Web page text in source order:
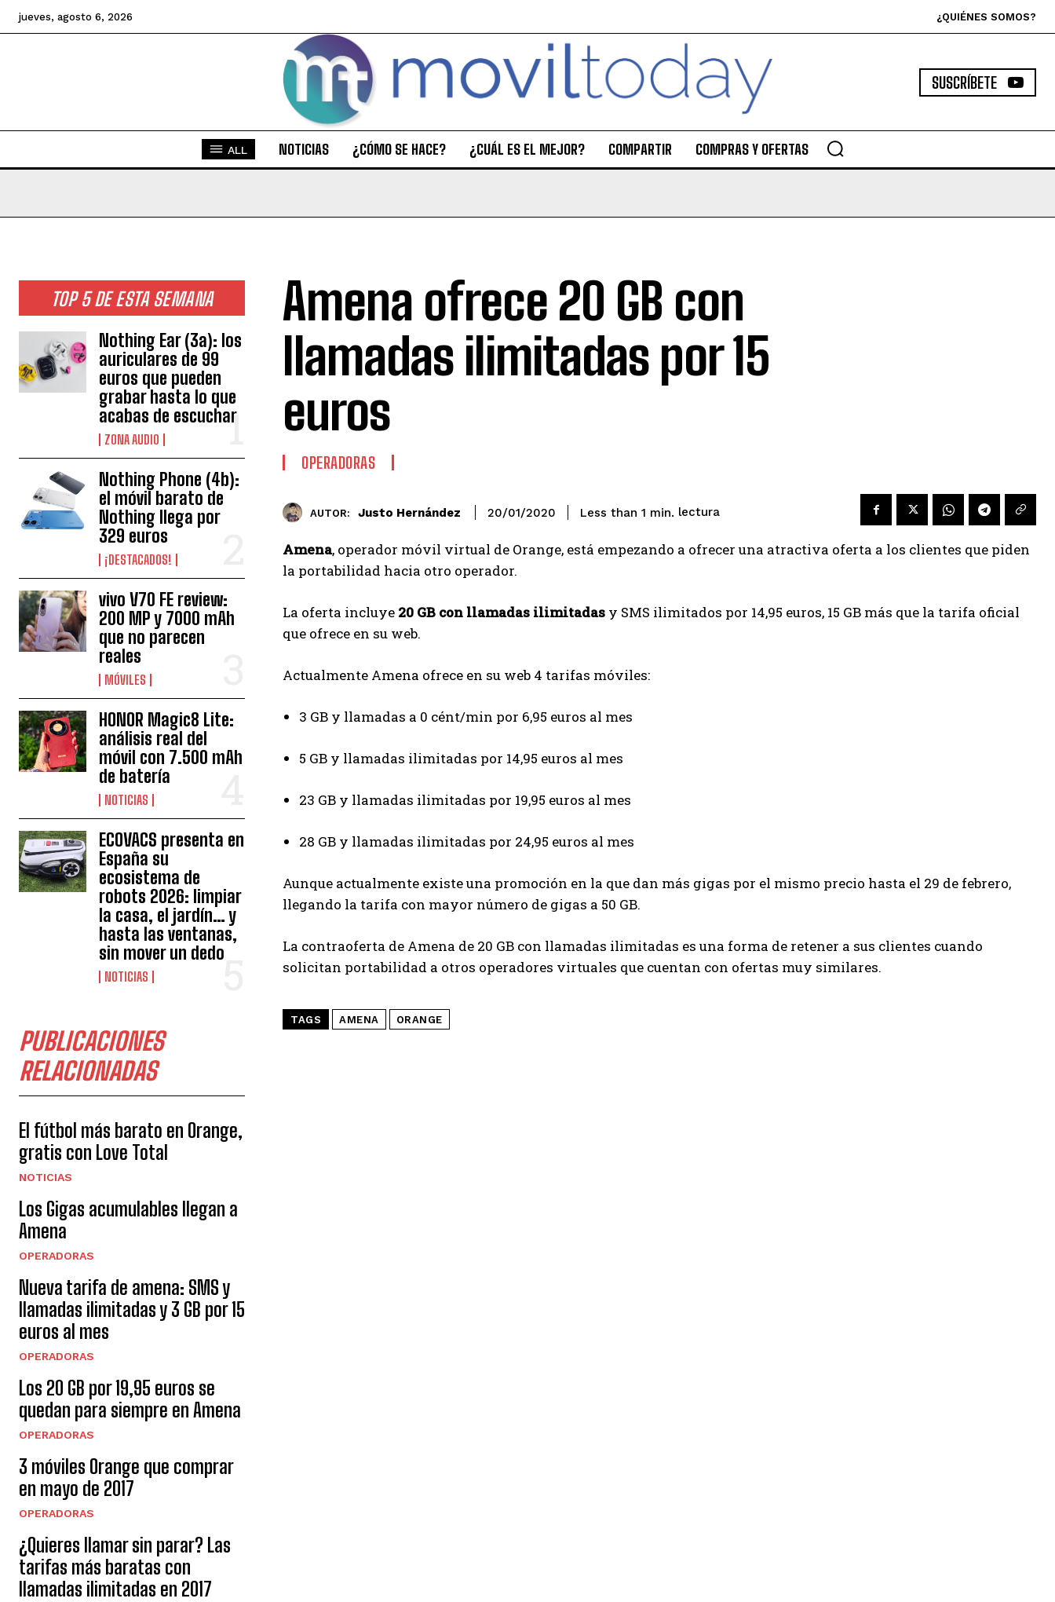
jueves, agosto 6, 2026 ¿QUIÉNES SOMOS?
SUSCRÍBETE
ALL NOTICIAS ¿CÓMO SE HACE? ¿CUÁL ES EL MEJOR? COMPARTIR COMPRAS Y OFERTAS
TOP 5 DE ESTA SEMANA
Nothing Ear (3a): los
auriculares de 99
euros que pueden
grabar hasta lo que
acabas de escuchar
ZONA AUDIO
Nothing Phone (4b):
el móvil barato de
Nothing llega por
329 euros
¡DESTACADOS!
vivo V70 FE review:
200 MP y 7000 mAh
que no parecen
reales
MÓVILES
HONOR Magic8 Lite:
análisis real del
móvil con 7.500 mAh
de batería
NOTICIAS
ECOVACS presenta en
España su
ecosistema de
robots 2026: limpiar
la casa, el jardín… y
hasta las ventanas,
sin mover un dedo
NOTICIAS
PUBLICACIONES
RELACIONADAS
El fútbol más barato en Orange,
gratis con Love Total
NOTICIAS
Los Gigas acumulables llegan a
Amena
OPERADORAS
Nueva tarifa de amena: SMS y
llamadas ilimitadas y 3 GB por 15
euros al mes
OPERADORAS
Los 20 GB por 19,95 euros se
quedan para siempre en Amena
OPERADORAS
3 móviles Orange que comprar
en mayo de 2017
OPERADORAS
¿Quieres llamar sin parar? Las
tarifas más baratas con
llamadas ilimitadas en 2017
Amena ofrece 20 GB con
llamadas ilimitadas por 15
euros
OPERADORAS
AUTOR: Justo Hernández 20/01/2020 Less than 1 min. lectura
Amena, operador móvil virtual de Orange, está empezando a ofrecer una atractiva oferta a los clientes que piden
la portabilidad hacia otro operador.
La oferta incluye 20 GB con llamadas ilimitadas y SMS ilimitados por 14,95 euros, 15 GB más que la tarifa oficial
que ofrece en su web.
Actualmente Amena ofrece en su web 4 tarifas móviles:
3 GB y llamadas a 0 cént/min por 6,95 euros al mes
5 GB y llamadas ilimitadas por 14,95 euros al mes
23 GB y llamadas ilimitadas por 19,95 euros al mes
28 GB y llamadas ilimitadas por 24,95 euros al mes
Aunque actualmente existe una promoción en la que dan más gigas por el mismo precio hasta el 29 de febrero,
llegando la tarifa con mayor número de gigas a 50 GB.
La contraoferta de Amena de 20 GB con llamadas ilimitadas es una forma de retener a sus clientes cuando
solicitan portabilidad a otros operadores virtuales que cuentan con ofertas muy similares.
TAGS AMENA ORANGE